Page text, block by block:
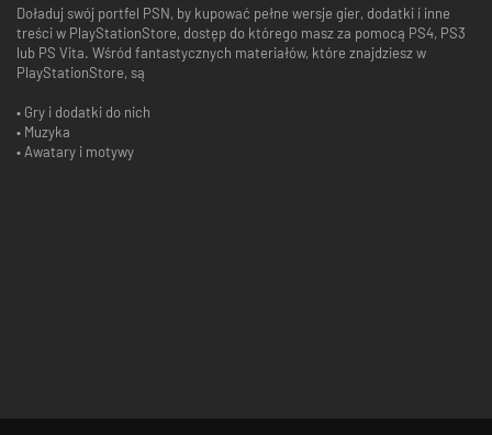
Doładuj swój portfel PSN, by kupować pełne wersje gier, dodatki i inne
treści w PlayStationStore, dostęp do którego masz za pomocą PS4, PS3
lub PS Vita. Wśród fantastycznych materiałów, które znajdziesz w
PlayStationStore, są
• Gry i dodatki do nich
• Muzyka
• Awatary i motywy